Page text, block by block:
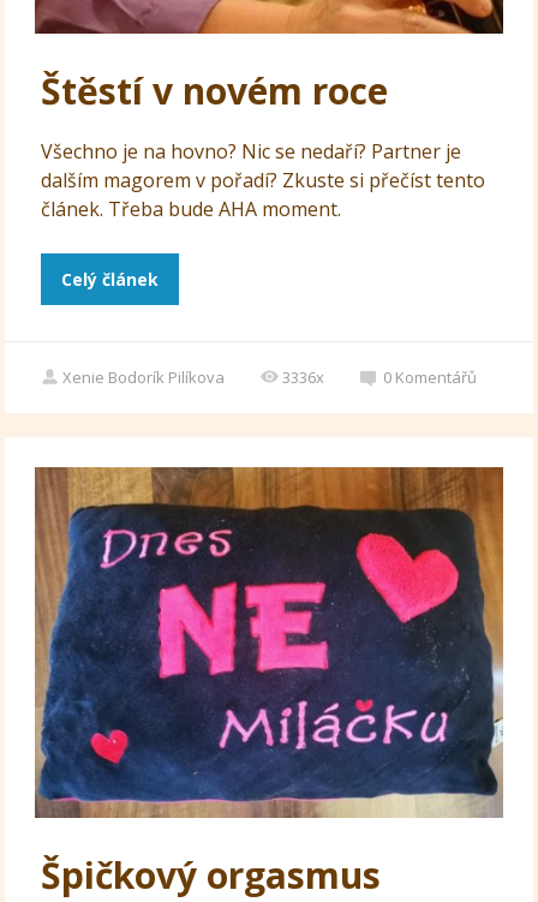
Štěstí v novém roce
Všechno je na hovno? Nic se nedaří? Partner je
dalším magorem v pořadí? Zkuste si přečíst tento
článek. Třeba bude AHA moment.
Celý článek
Xenie Bodorík Pilíkova 3336x 0 Komentářů
Špičkový orgasmus